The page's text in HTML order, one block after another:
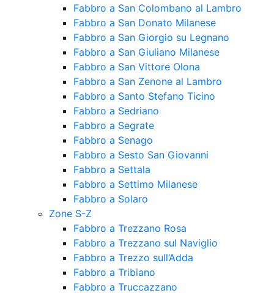
Fabbro a San Colombano al Lambro
Fabbro a San Donato Milanese
Fabbro a San Giorgio su Legnano
Fabbro a San Giuliano Milanese
Fabbro a San Vittore Olona
Fabbro a San Zenone al Lambro
Fabbro a Santo Stefano Ticino
Fabbro a Sedriano
Fabbro a Segrate
Fabbro a Senago
Fabbro a Sesto San Giovanni
Fabbro a Settala
Fabbro a Settimo Milanese
Fabbro a Solaro
Zone S-Z
Fabbro a Trezzano Rosa
Fabbro a Trezzano sul Naviglio
Fabbro a Trezzo sull’Adda
Fabbro a Tribiano
Fabbro a Truccazzano